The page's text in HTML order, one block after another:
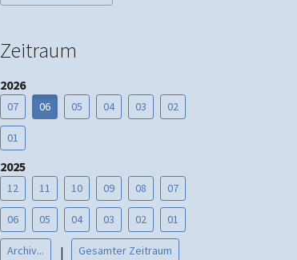
Zeitraum
2026
07 06 05 04 03 02
01
2025
12 11 10 09 08 07
06 05 04 03 02 01
Archiv... | Gesamter Zeitraum